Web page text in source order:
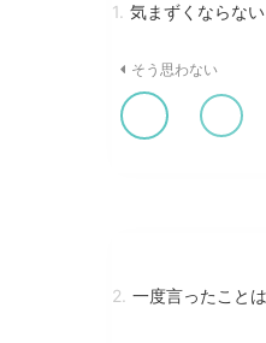
1. 気まずくならな
そう思わない
2. 一度言ったこと